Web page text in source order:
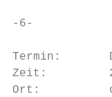
-6-
Termin:
Zeit:
Ort: